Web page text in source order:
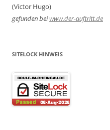
(Victor Hugo)
gefunden beiwww.der-auftritt.de
SITELOCK HINWEIS